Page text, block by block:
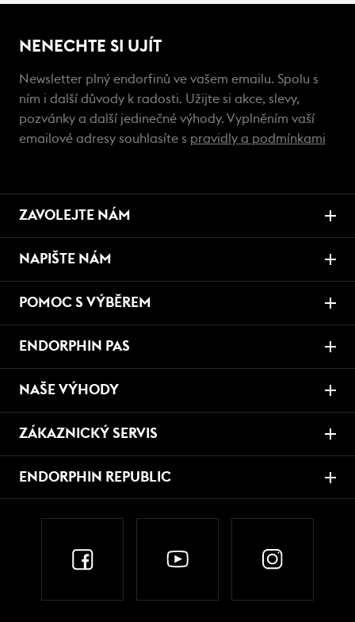
NENECHTE SI UJÍT
Newsletter plný endorfinů ve vašem emailu. Spolu s
ním i další důvody k radosti. Užijte si akce, slevy,
pozvánky a další jedinečné výhody. Vyplněním vaší
emailové adresy souhlasíte s pravidly a podmínkami
ZAVOLEJTE NÁM
NAPIŠTE NÁM
POMOC S VÝBĚREM
ENDORPHIN PAS
NAŠE VÝHODY
ZÁKAZNICKÝ SERVIS
ENDORPHIN REPUBLIC